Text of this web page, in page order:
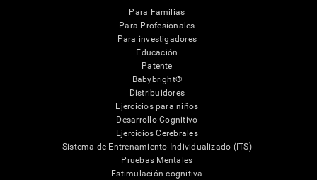
Para Familias
Para Profesionales
Para investigadores
Educación
Patente
Babybright®
Distribuidores
Ejercicios para niños
Desarrollo Cognitivo
Ejercicios Cerebrales
Sistema de Entrenamiento Individualizado (ITS)
Pruebas Mentales
Estimulación cognitiva